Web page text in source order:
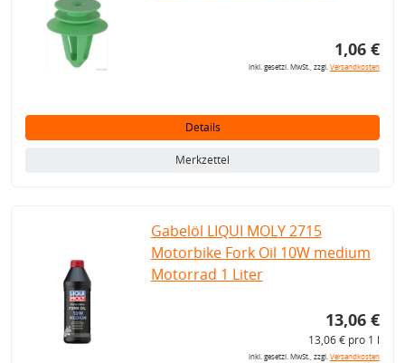
1,06 €
inkl. gesetzl. MwSt., zzgl.Versandkosten
Details
Merkzettel
Gabelöl LIQUI MOLY 2715
Motorbike Fork Oil 10W medium
Motorrad 1 Liter
13,06 €
13,06 € pro 1 l
inkl. gesetzl. MwSt., zzgl.Versandkosten